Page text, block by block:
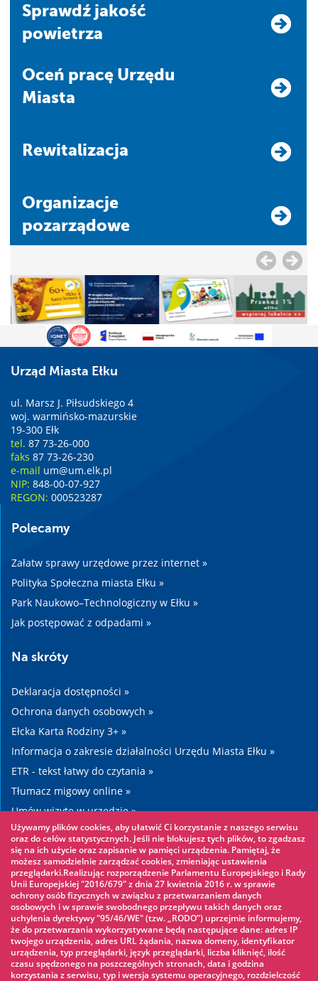
Sprawdź jakość
powietrza
Oceń pracę Urzędu
Miasta
Rewitalizacja
Organizacje
pozarządowe
Urząd Miasta Ełku
ul. Marsz J. Piłsudskiego 4
woj. warmińsko-mazurskie
19-300 Ełk
tel. 87 73-26-000
faks 87 73-26-230
e-mail um@um.elk.pl
NIP: 848-00-07-927
REGON: 000523287
Polecamy
Załatw sprawy urzędowe przez internet »
Polityka Społeczna miasta Ełku »
Park Naukowo–Technologiczny w Ełku »
Jak postępować z odpadami »
Na skróty
Deklaracja dostępności »
Ochrona danych osobowych »
Ełcka Karta Rodziny 3+ »
Informacja o zakresie działalności Urzędu Miasta Ełku »
ETR - tekst łatwy do czytania »
Tłumacz migowy online »
Umów wizytę w urzędzie »
Drogi »
Warto zobaczyć
Park linowy »
Park Wodny »
Lodowisko »
KINOECK »
Używamy plików cookies, aby ułatwić Ci korzystanie z naszego serwisu
oraz do celów statystycznych. Jeśli nie blokujesz tych plików, to zgadzasz
się na ich użycie oraz zapisanie w pamięci urządzenia. Pamiętaj, że
możesz samodzielnie zarządzać cookies, zmieniając ustawienia
przeglądarki.Realizując rozporządzenie Parlamentu Europejskiego i Rady
Unii Europejskiej "2016/679" z dnia 27 kwietnia 2016 r. w sprawie
ochrony osób fizycznych w związku z przetwarzaniem danych
osobowych i w sprawie swobodnego przepływu takich danych oraz
uchylenia dyrektywy "95/46/WE" (tzw. „RODO”) uprzejmie informujemy,
że do przetwarzania wykorzystywane będą następujące dane: adres IP
twojego urządzenia, adres URL żądania, nazwa domeny, identyfikator
urządzenia, typ przeglądarki, język przeglądarki, liczba kliknięć, ilość
czasu spędzonego na poszczególnych stronach, data i godzina
korzystania z serwisu, typ i wersja systemu operacyjnego, rozdzielczość